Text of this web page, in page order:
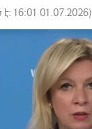
16:01 01.07.2026)